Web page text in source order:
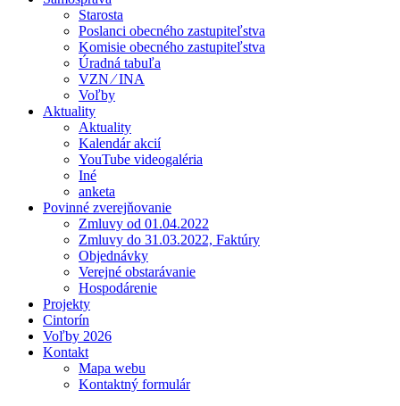
Starosta
Poslanci obecného zastupiteľstva
Komisie obecného zastupiteľstva
Úradná tabuľa
VZN ⁄ INA
Voľby
Aktuality
Aktuality
Kalendár akcií
YouTube videogaléria
Iné
anketa
Povinné zverejňovanie
Zmluvy od 01.04.2022
Zmluvy do 31.03.2022, Faktúry
Objednávky
Verejné obstarávanie
Hospodárenie
Projekty
Cintorín
Voľby 2026
Kontakt
Mapa webu
Kontaktný formulár